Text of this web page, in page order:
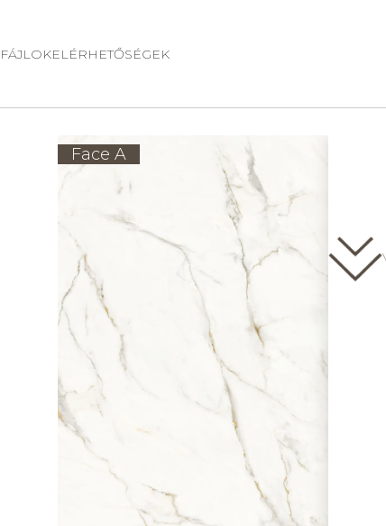
FÁJLOKELÉRHETŐSÉGEK
Face A